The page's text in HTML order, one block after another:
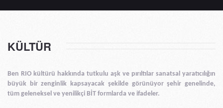
KÜLTÜR
Ben RIO kültürü hakkında tutkulu aşk ve pırıltılar sanatsal yaratıcılığın
büyük bir zenginlik kapsayacak şekilde görünüyor şehir genelinde,
tüm geleneksel ve yenilikçi BİT formlarda ve ifadeler.